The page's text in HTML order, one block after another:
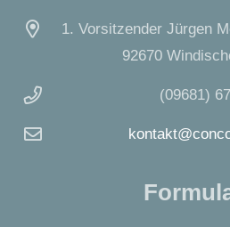
1. Vorsitzender Jürgen
92670
(09681)